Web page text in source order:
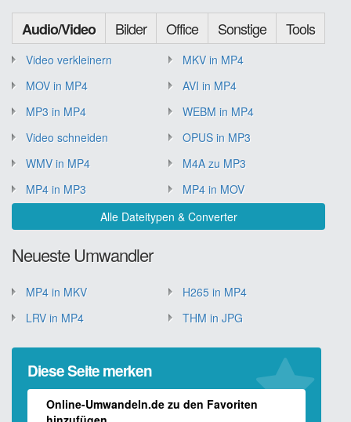
Audio/Video Bilder Office Sonstige Tools
Video verkleinern
MKV in MP4
MOV in MP4
AVI in MP4
MP3 in MP4
WEBM in MP4
Video schneiden
OPUS in MP3
WMV in MP4
M4A zu MP3
MP4 in MP3
MP4 in MOV
Alle Dateitypen & Converter
Neueste Umwandler
MP4 in MKV
H265 in MP4
LRV in MP4
THM in JPG
Diese Seite merken
Online-Umwandeln.de zu den Favoriten